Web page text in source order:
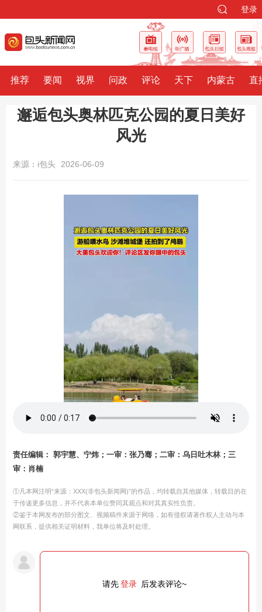
登录
推荐 要闻 视界 问政 评论 天下 内蒙古 直
邂逅包头奥林匹克公园的夏日美好
风光
来源：i包头 2026-06-09
责任编辑： 郭宇慧、宁炜；一审：张乃骞；二审：乌日吐木林；三
审：肖楠
①凡本网注明“来源：XXX(非包头新闻网)”的作品，均转载自其他媒体，转载目的在
于传递更多信息，并不代表本单位赞同其观点和对其真实性负责。
②鉴于本网发布的部分图文、视频稿件来源于网络，如有侵权请著作权人主动与本
网联系，提供相关证明材料，我单位将及时处理。
请先登录 后发表评论~